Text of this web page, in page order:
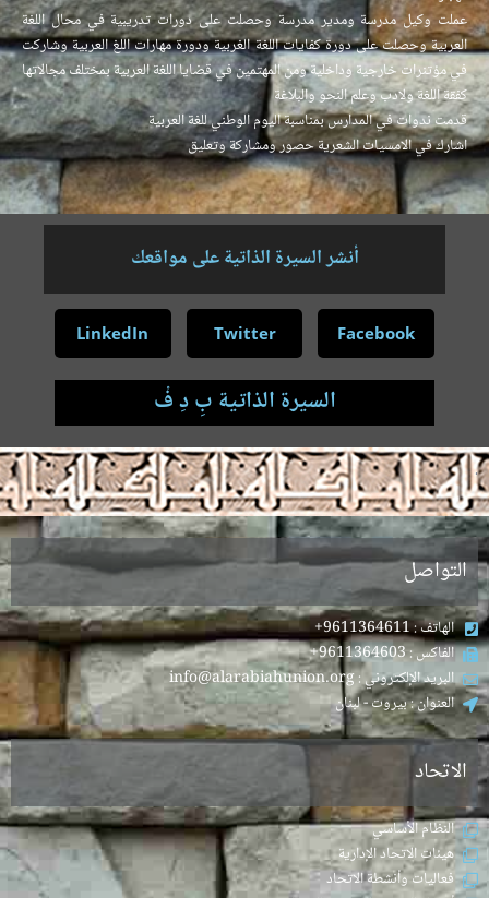
عملت وكيل مدرسة ومدير مدرسة وحصلت على دورات تدريبية في محال اللغة
العربية وحصلت على دورة كفايات اللغة الغربية ودورة مهارات اللغ العربية وشاركت
في مؤتنرات خارجية وداخلية ومن المهتمين في قضايا اللغة العربية بمختلف مجالاتها
كفقة اللغة ولادب وعلم النحو والبلاغة
قدمت ندوات في المدارس بمناسبة اليوم الوطني للغة العربية
اشارك في الامسيات الشعرية حصور ومشاركة وتعليق
أنشر السيرة الذاتية على مواقعك
Facebook
Twitter
LinkedIn
السيرة الذاتية بِ دِ فْ
.
التواصل
الهاتف : 9611364611+
الفاكس : 9611364603+
البريد الإلكتروني : info@alarabiahunion.org
العنوان : بيروت - لبنان
الاتحاد
النظام الأساسي
هيئات الاتحاد الإدارية
فعاليات وأنشطة الاتحاد